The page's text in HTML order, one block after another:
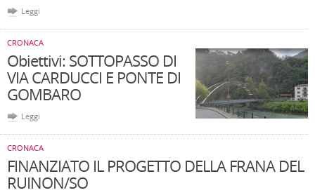
Leggi
CRONACA
Obiettivi: SOTTOPASSO DI
VIA CARDUCCI E PONTE DI
GOMBARO
Leggi
CRONACA
FINANZIATO IL PROGETTO DELLA FRANA DEL
RUINON/SO